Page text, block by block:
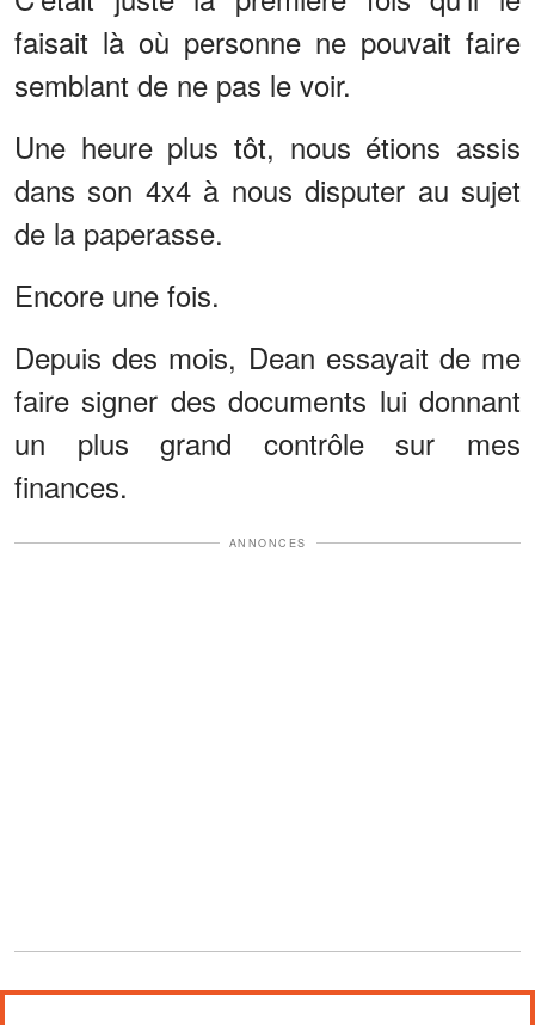
faisait là où personne ne pouvait faire
semblant de ne pas le voir.
Une heure plus tôt, nous étions assis
dans son 4x4 à nous disputer au sujet
de la paperasse.
Encore une fois.
Depuis des mois, Dean essayait de me
faire signer des documents lui donnant
un plus grand contrôle sur mes
finances.
ANNONCES